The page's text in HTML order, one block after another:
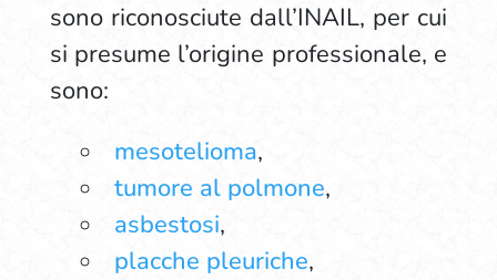
sono riconosciute dall’INAIL, per cui
si presume l’origine professionale, e
sono:
mesotelioma,
tumore al polmone,
asbestosi,
placche pleuriche,